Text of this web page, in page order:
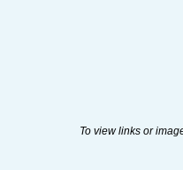
To view links or